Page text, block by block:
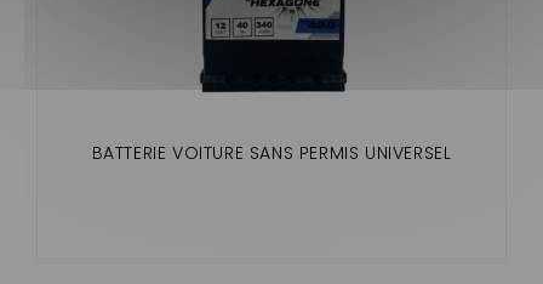
BATTERIE VOITURE SANS PERMIS UNIVERSEL